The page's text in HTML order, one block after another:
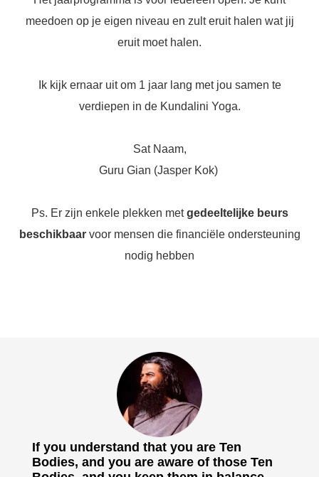
meedoen op je eigen niveau en zult eruit halen wat jij
eruit moet halen.
Ik kijk ernaar uit om 1 jaar lang met jou samen te
verdiepen in de Kundalini Yoga.
Sat Naam,
Guru Gian (Jasper Kok)
Ps. Er zijn enkele plekken metgedeeltelijke beurs
beschikbaarvoor mensen die financiële ondersteuning
nodig hebben
If you understand that you are Ten
Bodies, and you are aware of those Ten